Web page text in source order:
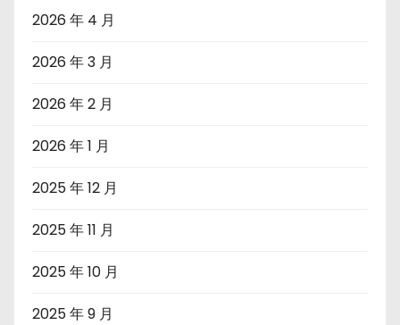
2026 年 4 月
2026 年 3 月
2026 年 2 月
2026 年 1 月
2025 年 12 月
2025 年 11 月
2025 年 10 月
2025 年 9 月